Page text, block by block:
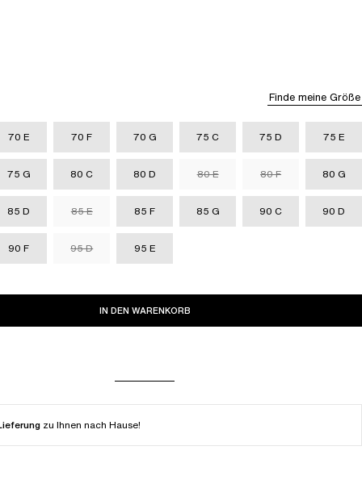
Finde meine Größe
70 E 70 F 70 G 75 C 75 D 75 E
75 G 80 C 80 D 80 E 80 F 80 G
85 D 85 E 85 F 85 G 90 C 90 D
90 F 95 D 95 E
IN DEN WARENKORB
zu Ihnen nach Hause!